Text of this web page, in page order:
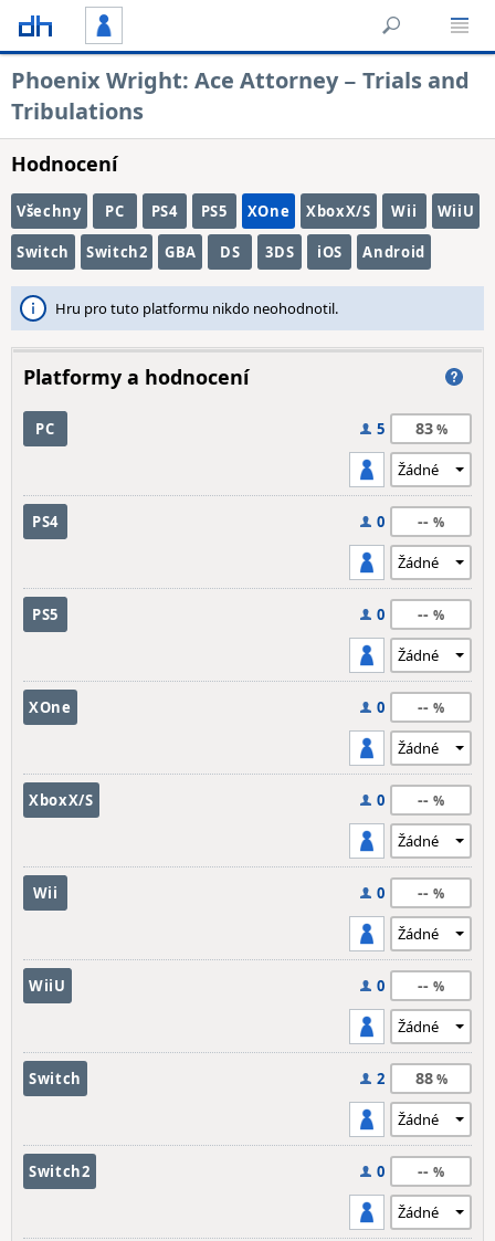
Phoenix Wright: Ace Attorney − Trials and
Tribulations
Hodnocení
Všechny PC PS4 PS5 XOne XboxX/S Wii WiiU
Switch Switch2 GBA DS 3DS iOS Android
Hru pro tuto platformu nikdo neohodnotil.
Platformy a hodnocení
PC 5 83
PS4 0 --
PS5 0 --
XOne 0 --
XboxX/S 0 --
Wii 0 --
WiiU 0 --
Switch 2 88
Switch2 0 --